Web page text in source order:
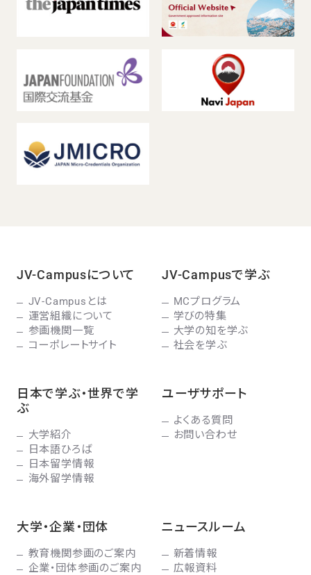
JV-Campusについて
JV-Campusとは
運営組織について
参画機関一覧
コーポレートサイト
JV-Campusで学ぶ
MCプログラム
学びの特集
大学の知を学ぶ
社会を学ぶ
日本で学ぶ・世界で学
ぶ
大学紹介
日本語ひろば
日本留学情報
海外留学情報
ユーザサポート
よくある質問
お問い合わせ
大学・企業・団体
教育機関参画のご案内
企業・団体参画のご案内
ニュースルーム
新着情報
広報資料